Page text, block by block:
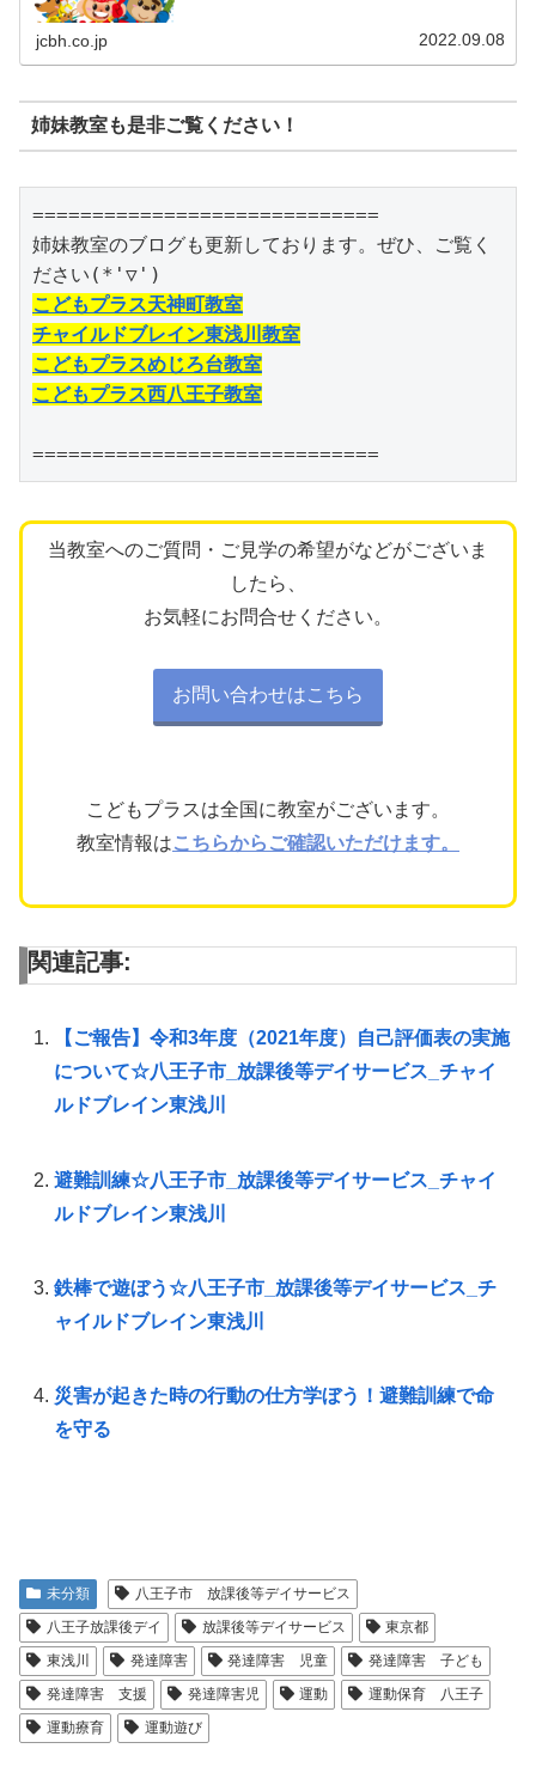
jcbh.co.jp 2022.09.08
姉妹教室も是非ご覧ください！
=============================
姉妹教室のブログも更新しております。ぜひ、ご覧く
こどもプラス天神町教室
チャイルドブレイン東浅川教室
こどもプラスめじろ台教室
こどもプラス西八王子教室
=============================
当教室へのご質問・ご見学の希望がなどがございま
したら、
お気軽にお問合せください。
お問い合わせはこちら
こどもプラスは全国に教室がございます。
教室情報はこちらからご確認いただけます。
関連記事:
【ご報告】令和3年度（2021年度）自己評価表の実施
について☆八王子市_放課後等デイサービス_チャイ
ルドブレイン東浅川
避難訓練☆八王子市_放課後等デイサービス_チャイ
ルドブレイン東浅川
鉄棒で遊ぼう☆八王子市_放課後等デイサービス_チ
ャイルドブレイン東浅川
災害が起きた時の行動の仕方学ぼう！避難訓練で命
を守る
未分類
八王子市 放課後等デイサービス
八王子放課後デイ
放課後等デイサービス
東京都
東浅川
発達障害 発達障害 児童
発達障害 子ども
発達障害 支援
発達障害児 運動
運動保育 八王子
運動療育
運動遊び